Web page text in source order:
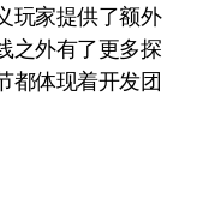
玩家提供了额外
之外有了更多探
都体现着开发团